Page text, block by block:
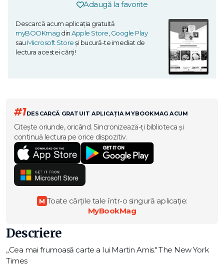
Adaugă la favorite
Descarcă acum aplicația gratuită
myBOOKmag dinApple Store,Google Play
sau Microsoft Storeși bucură-te imediat de
lectura acestei cărți!
#1DESCARCĂ GRATUIT APLICAȚIA MYBOOKMAG ACUM
Citește oriunde, oricând. Sincronizează-ți biblioteca și
continuă lectura pe orice dispozitiv.
M Toate cărțile tale într-o singură aplicație:
MyBookMag
Descriere
„Cea mai frumoasă carte a lui Martin Amis." The New York
Times